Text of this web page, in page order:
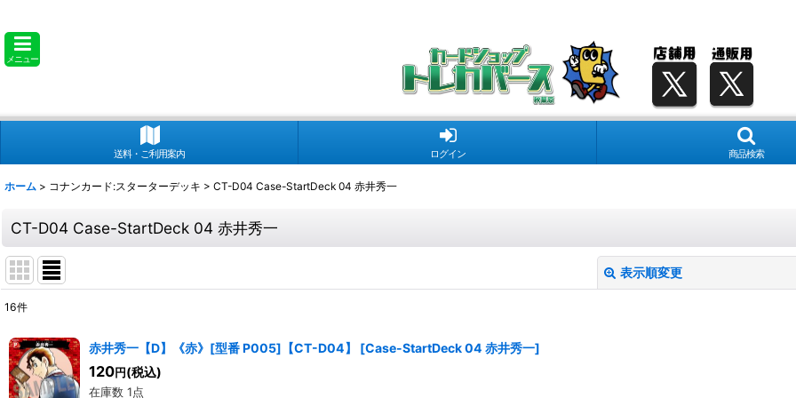
メニュー
送料・ご利用案内 ログイン 商品検索
ホーム > コナンカード:スターターデッキ > CT-D04 Case-StartDeck 04 赤井秀一
CT-D04 Case-StartDeck 04 赤井秀一
表示順変更
並び順:
16件
赤井秀一【D】《赤》[型番 P005]【CT-D04】 [Case-StartDeck 04 赤井秀一]
120円 (税込)
在庫数 1点